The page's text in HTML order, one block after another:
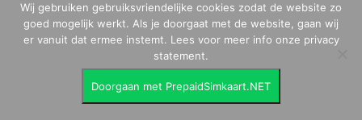
ik heb een probleem mijn mobiel
is door mijn ouders in bezit en
gesprekken lezen. dat wil ik
Wij gebruiken gebruiksvriendelijke cookies zodat de website zo
goed mogelijk werkt. Als je doorgaat met de website, gaan wij
er vanuit dat ermee instemt. Lees voor meer info onze privacy
statement.
Doorgaan met PrepaidSimkaart.NET